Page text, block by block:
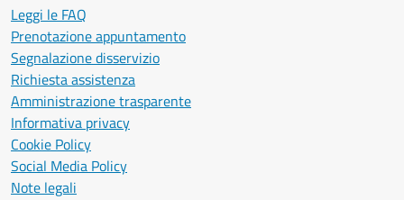
Leggi le FAQ
Prenotazione appuntamento
Segnalazione disservizio
Richiesta assistenza
Amministrazione trasparente
Informativa privacy
Cookie Policy
Social Media Policy
Note legali